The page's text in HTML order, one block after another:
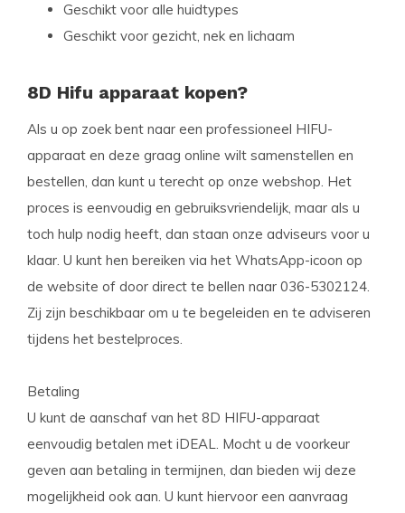
Geschikt voor alle huidtypes
Geschikt voor gezicht, nek en lichaam
8D Hifu apparaat kopen?
Als u op zoek bent naar een professioneel HIFU-
apparaat en deze graag online wilt samenstellen en
bestellen, dan kunt u terecht op onze webshop. Het
proces is eenvoudig en gebruiksvriendelijk, maar als u
toch hulp nodig heeft, dan staan onze adviseurs voor u
klaar. U kunt hen bereiken via het WhatsApp-icoon op
de website of door direct te bellen naar 036-5302124.
Zij zijn beschikbaar om u te begeleiden en te adviseren
tijdens het bestelproces.
Betaling
U kunt de aanschaf van het 8D HIFU-apparaat
eenvoudig betalen met iDEAL. Mocht u de voorkeur
geven aan betaling in termijnen, dan bieden wij deze
mogelijkheid ook aan. U kunt hiervoor een aanvraag